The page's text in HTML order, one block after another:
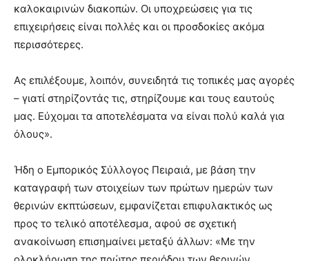
καλοκαιρινών διακοπών. Οι υποχρεώσεις για τις
επιχειρήσεις είναι πολλές και οι προσδοκίες ακόμα
περισσότερες.
Ας επιλέξουμε, λοιπόν, συνειδητά τις τοπικές μας αγορές
– γιατί στηρίζοντάς τις, στηρίζουμε και τους εαυτούς
μας. Εύχομαι τα αποτελέσματα να είναι πολύ καλά για
όλους».
Ήδη ο Εμπορικός Σύλλογος Πειραιά, με βάση την
καταγραφή των στοιχείων των πρώτων ημερών των
θερινών εκπτώσεων, εμφανίζεται επιφυλακτικός ως
προς το τελικό αποτέλεσμα, αφού σε σχετική
ανακοίνωση επισημαίνει μεταξύ άλλων: «Με την